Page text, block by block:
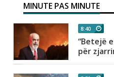
MINUTE PAS MINUTE
8:40
“Betejë
për